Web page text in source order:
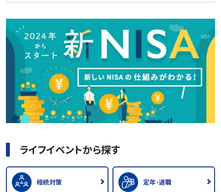
ライフイベントから探す
相続対策 定年･退職